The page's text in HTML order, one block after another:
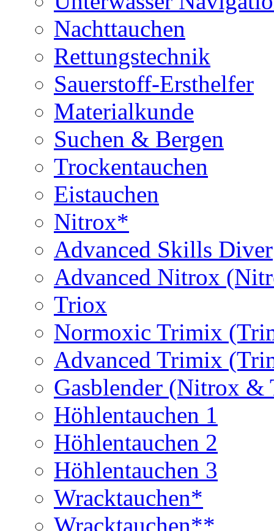
Nachttauchen
Rettungstechnik
Sauerstoff-Ersthelfer
Materialkunde
Suchen & Bergen
Trockentauchen
Eistauchen
Nitrox*
Advanced Skills Diver
Advanced Nitrox
Triox
Normoxic Trimix
Advanced Trimix
Gasblender (Nitrox
Höhlentauchen 1
Höhlentauchen 2
Höhlentauchen 3
Wracktauchen*
Wracktauchen**